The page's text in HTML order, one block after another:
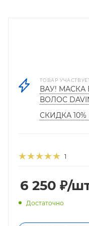
ТОВАР
ВАУ!
ВОЛОС
СКИДКА
1
6 250 ₽/
Достаточно